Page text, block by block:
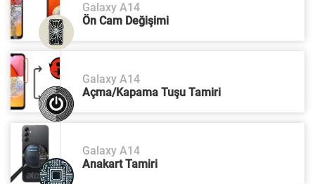
Galaxy A14
Ön Cam Değişimi
Galaxy A14
Açma/Kapama Tuşu Tamiri
Galaxy A14
Anakart Tamiri